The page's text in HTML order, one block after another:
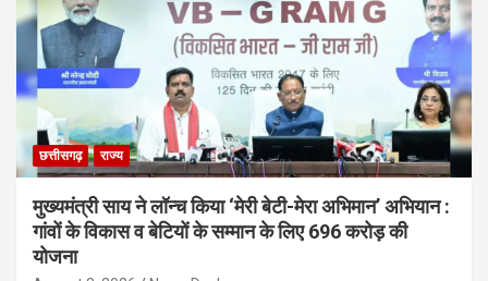
छत्तीसगढ़ राज्य
मुख्यमंत्री साय ने लॉन्च किया ‘मेरी बेटी-मेरा अभिमान’ अभियान :
गांवों के विकास व बेटियों के सम्मान के लिए 696 करोड़ की
योजना